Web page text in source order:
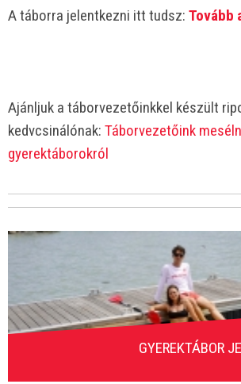
A táborra jelentkezni itt tudsz: Tovább
Ajánljuk a táborvezetőinkkel készült
kedvcsinálónak: Táborvezetőink
gyerektáborokról
GYEREKTÁBOR